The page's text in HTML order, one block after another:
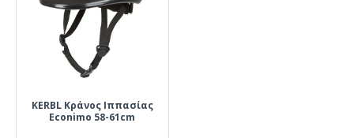
KERBL Κράνος Ιππασίας
Econimo 58-61cm